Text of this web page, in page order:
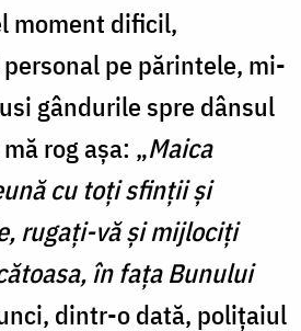
moment dificil,
pe părintele, mi-
gândurile spre dânsul
rog aşa: „Maica
cu toţi sfinţii şi
rugaţi-vă şi mijlociţi
în faţa Bunului
dintr-o dată, poliţaiul